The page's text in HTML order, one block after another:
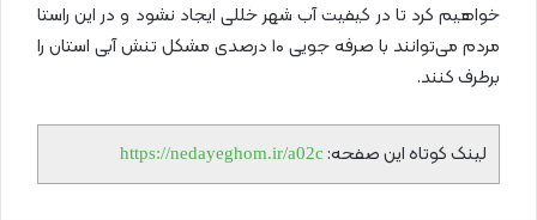
خواهیم کرد تا در کیفیت آب شهر خللی ایجاد نشود و در این راستا
مردم می‌توانند با صرفه جویی ۱۰ درصدی مشکل تنش آبی استان را
برطرف کنند.
لینک کوتاه این صفحه: https://nedayeghom.ir/a02c